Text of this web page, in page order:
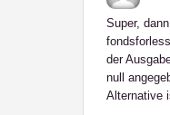
Super,
der
null
Alternative